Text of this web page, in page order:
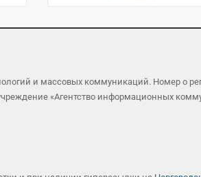
и массовых коммуникаций. Номер о
«Агентство информационных